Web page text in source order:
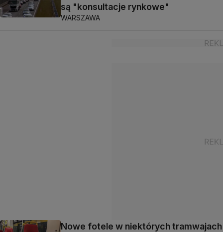
są "konsultacje rynkowe"
WARSZAWA
Nowe fotele w niektórych tramwajach